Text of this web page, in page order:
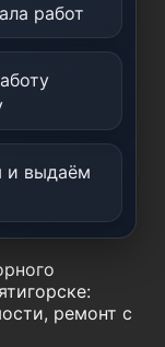
работ
и выдаём
ремонт с